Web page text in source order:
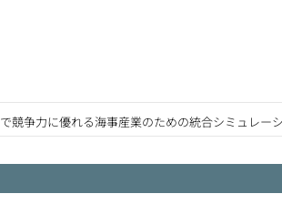
競争力に優れる海事産業のための統合シミュレー